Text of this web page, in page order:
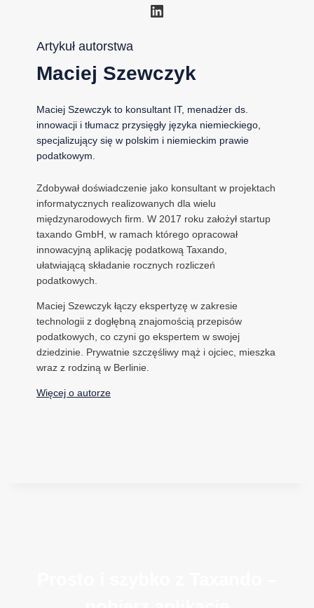
LinkedIn
Artykuł autorstwa
Maciej Szewczyk
Maciej Szewczyk to konsultant IT, menadżer ds.
innowacji i tłumacz przysięgły języka niemieckiego,
specjalizujący się w polskim i niemieckim prawie
podatkowym.
Zdobywał doświadczenie jako konsultant w projektach
informatycznych realizowanych dla wielu
międzynarodowych firm. W 2017 roku założył startup
taxando GmbH, w ramach którego opracował
innowacyjną aplikację podatkową Taxando,
ułatwiającą składanie rocznych rozliczeń
podatkowych.
Maciej Szewczyk łączy ekspertyzę w zakresie
technologii z dogłębną znajomością przepisów
podatkowych, co czyni go ekspertem w swojej
dziedzinie. Prywatnie szczęśliwy mąż i ojciec, mieszka
wraz z rodziną w Berlinie.
Więcej o autorze